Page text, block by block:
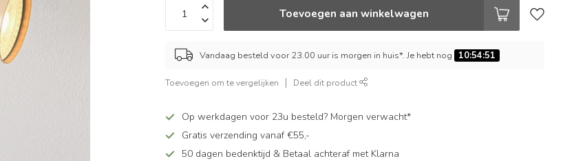
Toevoegen aan winkelwagen
Vandaag besteld voor 23.00 uur is morgen in huis*. Je hebt nog 10:54:50
Toevoegen om te vergelijken Deel dit product
Op werkdagen voor 23u besteld? Morgen verwacht*
Gratis verzending vanaf €55,-
50 dagen bedenktijd & Betaal achteraf met Klarna